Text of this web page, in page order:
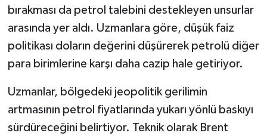
bırakması da petrol talebini destekleyen unsurlar
arasında yer aldı. Uzmanlara göre, düşük faiz
politikası doların değerini düşürerek petrolü diğer
para birimlerine karşı daha cazip hale getiriyor.
Uzmanlar, bölgedeki jeopolitik gerilimin
artmasının petrol fiyatlarında yukarı yönlü baskıyı
sürdüreceğini belirtiyor. Teknik olarak Brent